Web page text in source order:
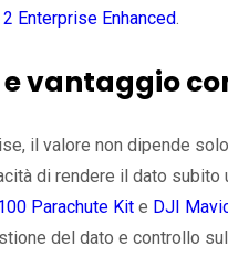
Enterprise Enhanced.
vantaggio
il valore non dipende
di rendere il dato
Parachute Kite DJI
del dato e controllo